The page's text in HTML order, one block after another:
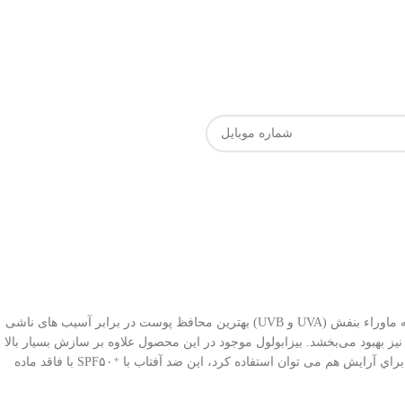
افراد دارای پوست چرب، معمول از براقیت و باز بودن منافذ پوست خود شکایت دارند. ضد آفتاب فاقد چربی هایلی پروتکتیو نئودرم با فیلترهای قوی ضد اشعه ماوراء بنفش (UVA و UVB) بهترین محافظ پوست در برابر آسیب های ناشی
می‌بخشد. بیزابولول موجود در این محصول علاوه بر سازش بسیار بالا
با پوست، با اثر ضد التهابی به بالا بردن کارایی ضد آفتاب‌ها کمک کرده و باعث التیام پوست‌های آسیب دیده می‌شود. از این ضد آفتاب به عنوان پايه ي مناسب براي آرايش هم می توان استفاده کرد، این ضد آفتاب با ⁺SPF۵۰ با فاقد ماده